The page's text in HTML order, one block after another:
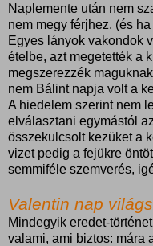
Naplemente után nem
nem megy férjhez. (és
Egyes lányok vakondok
ételbe, azt megetették a
megszerezzék
nem Bálint napja volt a
A hiedelem szerint nem
elválasztani egymástól
összekulcsolt kezüket a
vizet pedig a fejükre
semmiféle szemverés,
Valentin nap
Mindegyik eredet-
valami, ami biztos: mára